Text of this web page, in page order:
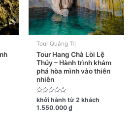
Tour Quảng Trị
Tour Hang Chà Lòi Lệ
Thủy – Hành trình khám
phá hòa mình vào thiên
nhiên
Được
xếp
hạng
khởi hành từ 2 khách
1.550.000₫